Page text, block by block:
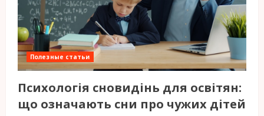
Полезные статьи
Психологія сновидінь для освітян:
що означають сни про чужих дітей